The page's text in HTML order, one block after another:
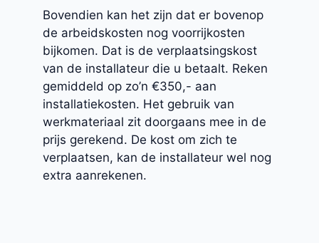
Bovendien kan het zijn dat er bovenop
de arbeidskosten nog voorrijkosten
bijkomen. Dat is de verplaatsingskost
van de installateur die u betaalt. Reken
gemiddeld op zo’n €350,- aan
installatiekosten. Het gebruik van
werkmateriaal zit doorgaans mee in de
prijs gerekend. De kost om zich te
verplaatsen, kan de installateur wel nog
extra aanrekenen.